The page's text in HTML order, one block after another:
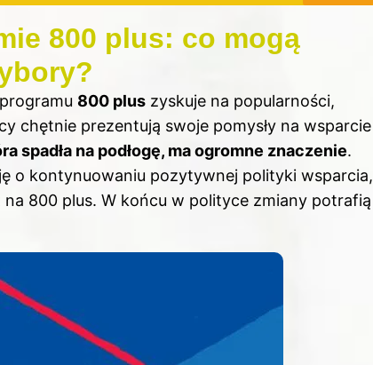
800 plus: co mogą
800 plus zyskuje na popularności,
chętnie prezentują swoje pomysły na wsparcie
spadła na podłogę, ma ogromne znaczenie.
o kontynuowaniu pozytywnej polityki wsparcia,
800 plus. W końcu w polityce zmiany potrafią